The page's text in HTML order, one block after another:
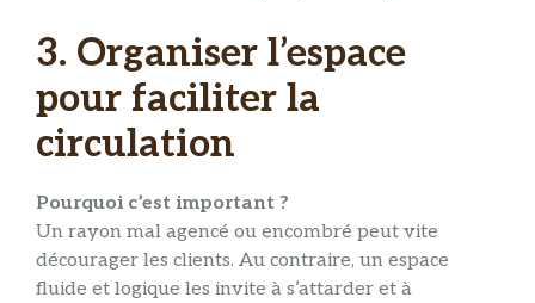
3. Organiser l’espace
pour faciliter la
circulation
Pourquoi c’est important ?
Un rayon mal agencé ou encombré peut vite
décourager les clients. Au contraire, un espace
fluide et logique les invite à s’attarder et à